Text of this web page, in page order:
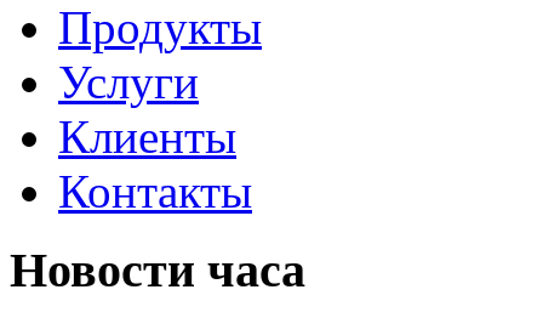
Продукты
Услуги
Клиенты
Контакты
Новости часа